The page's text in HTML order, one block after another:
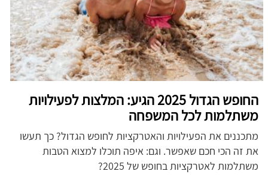
החופש הגדול 2025 הגיע: המלצות לפעילויות
משתלמות לכל המשפחה
מתכננים את הפעילויות והאטרקציות לחופש הגדול? כך תעשו
את זה הכי חכם שאפשר. וגם: איפה תוכלו למצוא הטבות
משתלמות לאטרקציות בחופש של 2025?